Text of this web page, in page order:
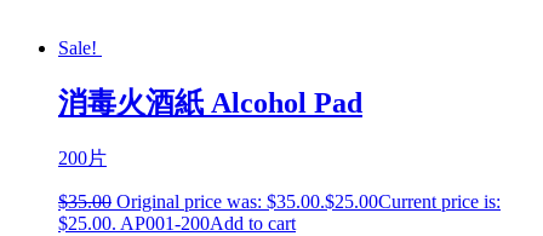
Sale!
消毒火酒紙 Alcohol Pad
200片
$35.00 Original price was: $35.00.$25.00Current price is:
$25.00. AP001-200Add to cart